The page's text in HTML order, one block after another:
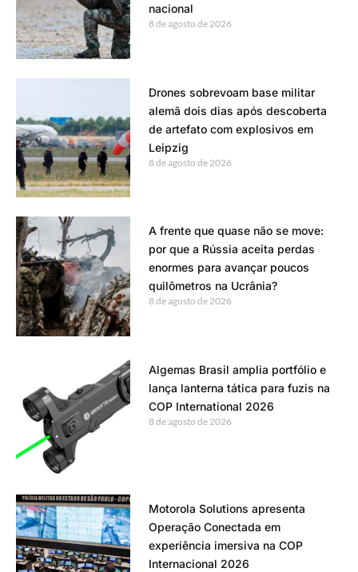
nacional
8 de agosto de 2026
Drones sobrevoam base militar
alemã dois dias após descoberta
de artefato com explosivos em
Leipzig
8 de agosto de 2026
A frente que quase não se move:
por que a Rússia aceita perdas
enormes para avançar poucos
quilômetros na Ucrânia?
8 de agosto de 2026
Algemas Brasil amplia portfólio e
lança lanterna tática para fuzis na
COP International 2026
8 de agosto de 2026
Motorola Solutions apresenta
Operação Conectada em
experiência imersiva na COP
Internacional 2026